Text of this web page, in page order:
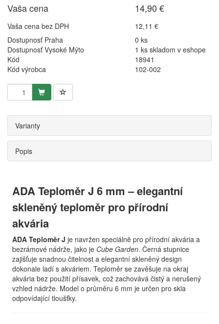
Vaša cena 14,90 €
Vaša cena bez DPH
12,11 €
Dostupnosť Praha
0 ks
Dostupnosť Vysoké Mýto
1 ks skladom v eshope
Kód
18941
Kód výrobca
102-002
Varianty
Popis
ADA Teploměr J 6 mm – elegantní
skleněný teploměr pro přírodní
akvária
ADA Teploměr J je navržen speciálně pro přírodní akvária a
bezrámové nádrže, jako je Cube Garden. Černá stupnice
zajišťuje snadnou čitelnost a elegantní skleněný design
dokonale ladí s akváriem. Teploměr se zavěšuje na okraj
akvária bez použití přísavek, což zachovává čistý a nerušený
vzhled nádrže. Model o průměru 6 mm je určen pro skla
odpovídající tloušťky.